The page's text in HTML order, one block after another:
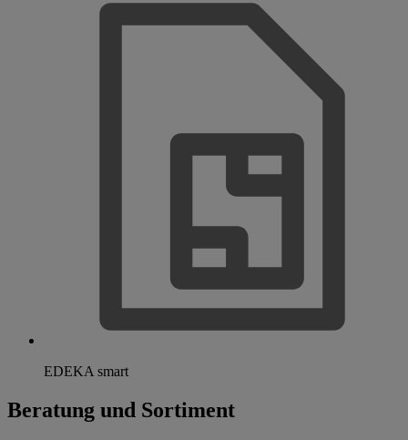
EDEKA smart
Beratung und Sortiment